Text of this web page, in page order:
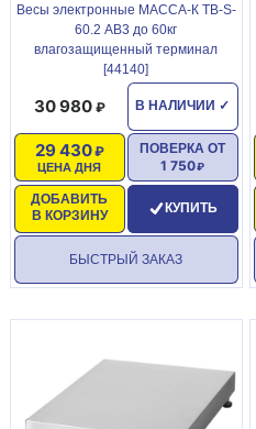
Becы элeктpонные МАССА-К ТВ-S-
60.2 АВ3 до 60кг
влагозащищенный терминал
[44140]
В НАЛИЧИИ ✓
30 980
ЦЕНА ДНЯ
29 430
ДОБАВИТЬ
В КОРЗИНУ
ПОВЕРКА ОТ
1 750
КУПИТЬ
БЫСТРЫЙ ЗАКАЗ